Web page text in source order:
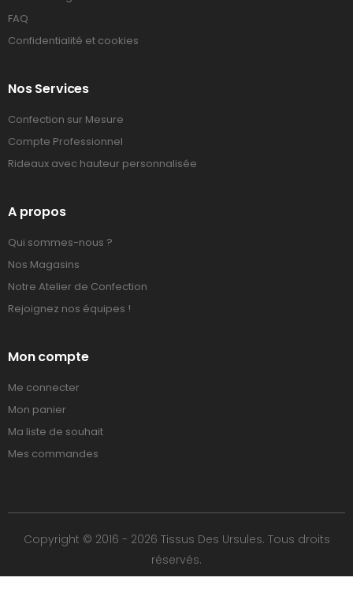
FAQ
Confidentialité et cookies
Nos Services
Confection sur Mesure
Compte Professionnel
Rideaux avec hauteur personnalisée
A propos
Qui sommes-nous ?
Nos Magasins
Notre Atelier de Confection
Rejoignez nos équipes !
Mon compte
Me connecter
Mon panier
Ma liste de souhait
Mes commandes
Copyright © 2016 - 2026 Tissus Des Ursules. Tous droits
réservés.